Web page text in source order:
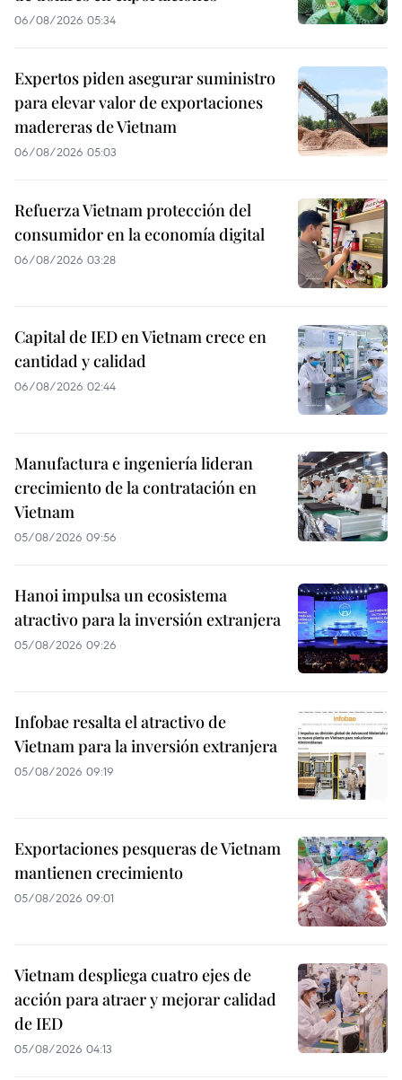
06/08/2026 05:34
Expertos piden asegurar suministro
para elevar valor de exportaciones
madereras de Vietnam
06/08/2026 05:03
Refuerza Vietnam protección del
consumidor en la economía digital
06/08/2026 03:28
Capital de IED en Vietnam crece en
cantidad y calidad
06/08/2026 02:44
Manufactura e ingeniería lideran
crecimiento de la contratación en
Vietnam
05/08/2026 09:56
Hanoi impulsa un ecosistema
atractivo para la inversión extranjera
05/08/2026 09:26
Infobae resalta el atractivo de
Vietnam para la inversión extranjera
05/08/2026 09:19
Exportaciones pesqueras de Vietnam
mantienen crecimiento
05/08/2026 09:01
Vietnam despliega cuatro ejes de
acción para atraer y mejorar calidad
de IED
05/08/2026 04:13